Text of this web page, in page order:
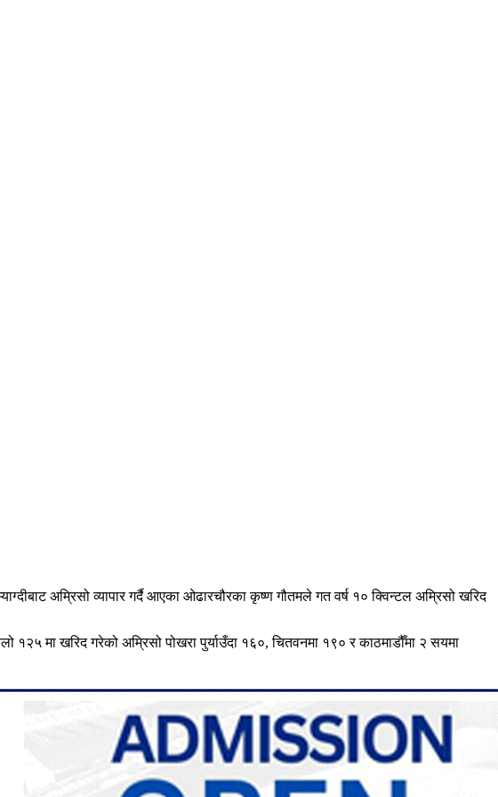
अम्रिसो व्यापार गर्दै आएका ओढारचौरका कृष्ण गौतमले गत वर्ष १० क्विन्टल अम्रिसो खरिद
मा खरिद गरेको अम्रिसो पोखरा पुर्याउँदा १६०, चितवनमा १९० र काठमाडौँमा २ सयमा